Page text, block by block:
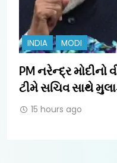
INDIA MODI
PM નરેન્દ્ર મોદીનો
ટીમે સચિવ સાથે
15 hours ago